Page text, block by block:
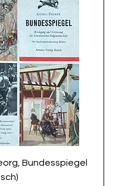
Bundesspiegel